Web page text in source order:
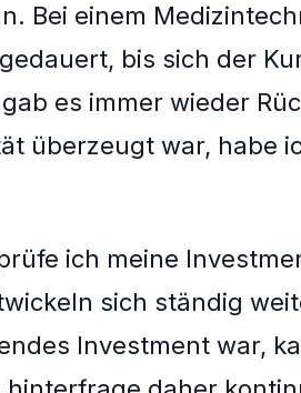
Bei einem
bis sich der
es immer wieder
überzeugt war, habe
ich meine
sich ständig
Investment war,